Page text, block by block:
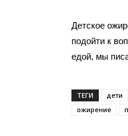
Детское
подойти к
едой, мы
ТЕГИ дети
ожирение